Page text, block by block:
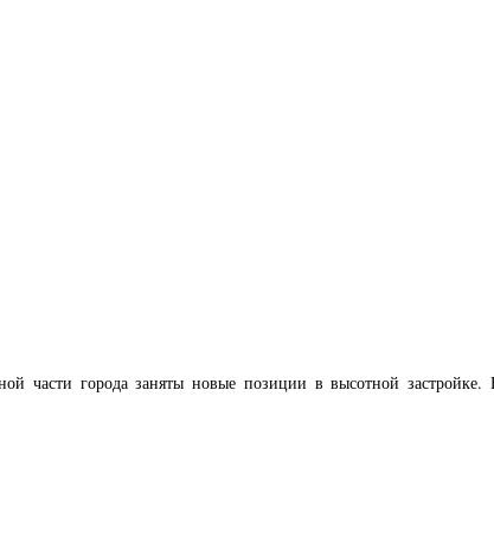
города заняты новые позиции в высотной застройке.